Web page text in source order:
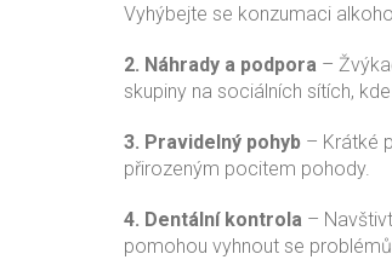
Vyhýbejte se konzumaci
2. Náhrady a podpora –
skupiny na sociálních sítích,
3. Pravidelný pohyb – Krátké
přirozeným pocitem pohody.
4. Dentální kontrola –
pomohou vyhnout se